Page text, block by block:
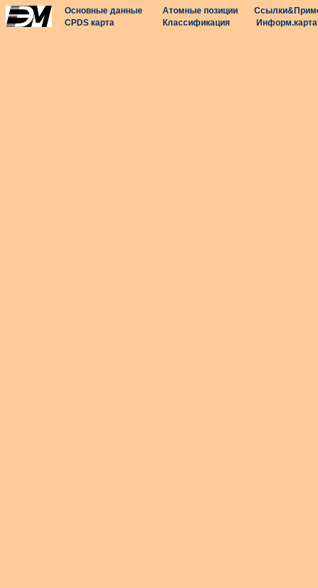
Основные данные Атомные позиции
CPDS карта
Классификация Информ.карта